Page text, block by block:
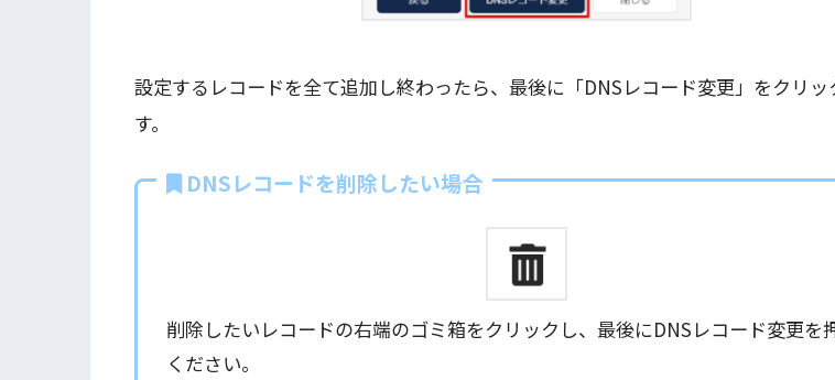
設定するレコードを全て追加し終わったら、最後に「DNSレコード変更」をクリッ
す。
DNSレコードを削除したい場合
削除したいレコードの右端のゴミ箱をクリックし、最後にDNSレコード変更を
ください。